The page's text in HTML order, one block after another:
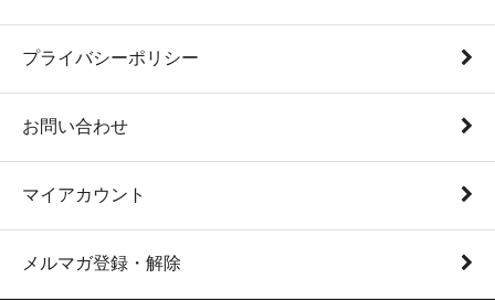
プライバシーポリシー
お問い合わせ
マイアカウント
メルマガ登録・解除